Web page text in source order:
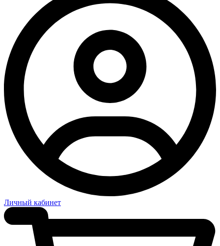
Личный кабинет